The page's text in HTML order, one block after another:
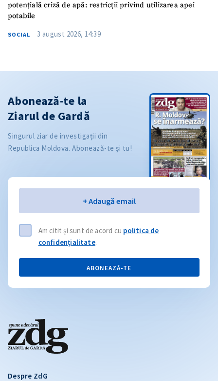
potențială criză de apă: restricții privind utilizarea apei
potabile
SOCIAL 3 august 2026, 14:39
Despre ZdG
Abonează-te la
Ziarul de Gardă
Singurul ziar de investigații din
Republica Moldova. Abonează-te și tu!
+ Adaugă email
Am citit și sunt de acord cu politica de
confidențialitate.
ABONEAZĂ-TE